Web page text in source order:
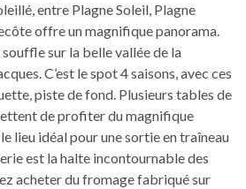
entre Plagne Soleil, Plagne
offre un magnifique panorama.
souffle sur la belle vallée de la
C’est le spot 4 saisons, avec ces
piste de fond. Plusieurs tables de
de profiter du magnifique
le lieu idéal pour une sortie en traîneau
est la halte incontournable des
acheter du fromage fabriqué sur